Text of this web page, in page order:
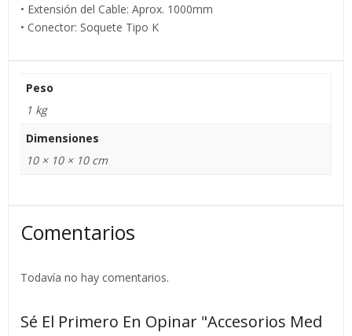
• Extensión del Cable: Aprox. 1000mm
• Conector: Soquete Tipo K
Peso
1 kg
Dimensiones
10 × 10 × 10 cm
Comentarios
Todavía no hay comentarios.
Sé El Primero En Opinar "Accesorios Med